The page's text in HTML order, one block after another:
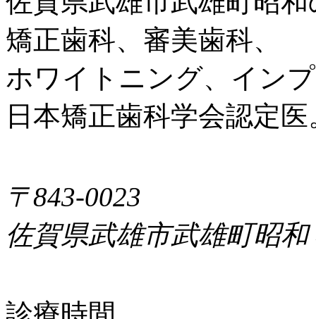
矯正歯科、審美歯科、
ホワイトニング、イン
日本矯正歯科学会認定
〒843-0023
佐賀県武雄市武雄町昭